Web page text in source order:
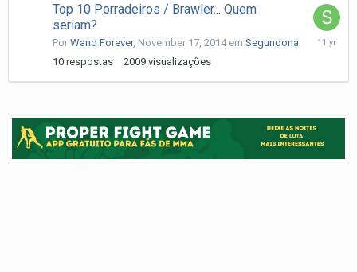
Top 10 Porradeiros / Brawler... Quem
seriam?
Por Wand Forever, November 17, 2014em Segundona
10 respostas 2009 visualizações